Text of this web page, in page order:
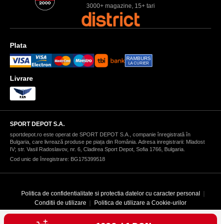
3000+ magazine, 15+ tari
Plata
RAMBURS
LA CURIER
Livrare
SPORT DEPOT S.A.
sportdepot.ro este operat de SPORT DEPOT S.A., companie înregistrată în
Bulgaria, care livrează produse pe piața din România. Adresa inregistrarii: Mladost
IV; str. Vasil Radoslavov, nr. 6, Cladirea Sport Depot, Sofia 1766, Bulgaria.
Cod unic de înregistrare: BG175399518
Politica de confidentialitate si protectia datelor cu caracter personal
Conditii de utilizare
Politica de utilizare a Cookie-urilor